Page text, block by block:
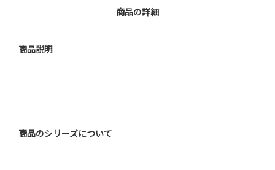
商品の詳細
商品説明
商品のシリーズについて